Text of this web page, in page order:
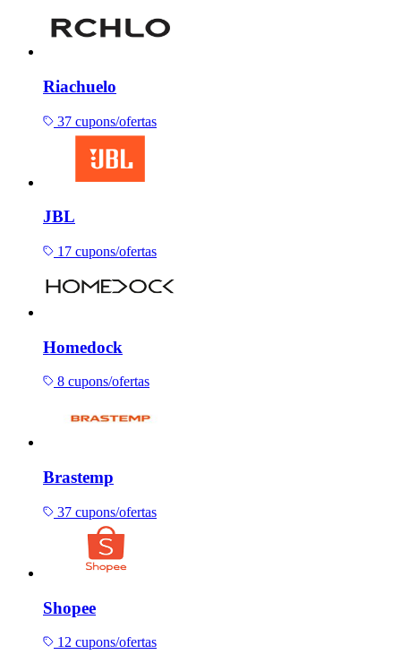
Riachuelo
37 cupons/ofertas
JBL
17 cupons/ofertas
Homedock
8 cupons/ofertas
Brastemp
37 cupons/ofertas
Shopee
12 cupons/ofertas